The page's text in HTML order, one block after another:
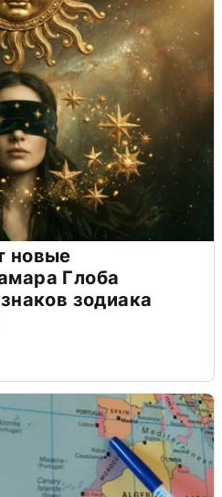
новые
Глоба
зодиака